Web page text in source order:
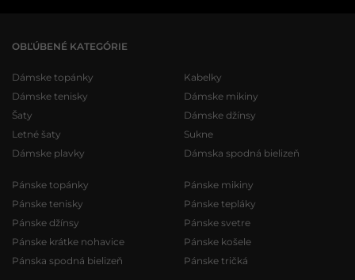
OBĽÚBENÉ KATEGÓRIE
Dámske topánky
Dámske tenisky
Šaty
Letné šaty
Dámske plavky
Kabelky
Dámske mikiny
Dámske džínsy
Sukne
Dámska spodná bielizeň
Pánske topánky
Pánske tenisky
Pánske džínsy
Pánske krátke nohavice
Pánska spodná bielizeň
Pánske mikiny
Pánske tepláky
Pánske svetre
Pánske košele
Pánske tričká